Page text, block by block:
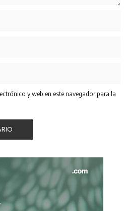
y web en este navegador para la